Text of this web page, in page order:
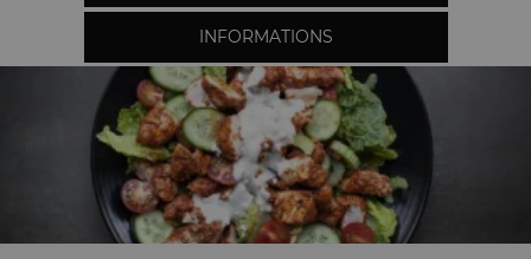
INFORMATIONS